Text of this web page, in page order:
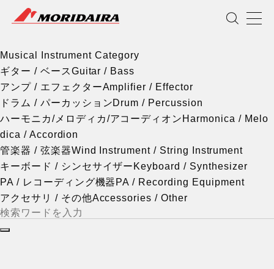
Musical Instrument Category
Scroll
Musical Instrument Category
ギター / ベースGuitar / Bass
アンプ / エフェクターAmplifier / Effector
ドラム / パーカッションDrum / Percussion
ハーモニカ/メロディカ/アコーディオン Harmonica / Melo
dica / Accordion
管楽器 / 弦楽器Wind Instrument / String Instrument
キーボード / シンセサイザー Keyboard / Synthesizer
PA / レコーディング機器 PA / Recording Equipment
アクセサリ / その他Accessories / Other